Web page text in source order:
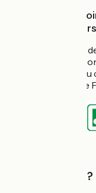
Itinéraire
la gare de
La traversée nord
nous vous
relier Puimisson
les neuf écluses
Quand partir ?